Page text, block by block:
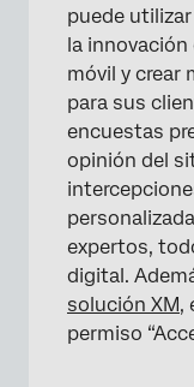
puede
la
móvil y crear
para sus
encuestas
opinión del
expertos,
digital.
solución XM,
permiso